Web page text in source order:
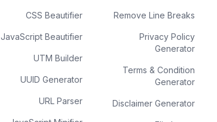
Remove Line Breaks
Privacy Policy
Generator
Terms & Condition
Generator
Disclaimer Generator
CSS Beautifier
JavaScript Beautifier
UTM Builder
UUID Generator
URL Parser